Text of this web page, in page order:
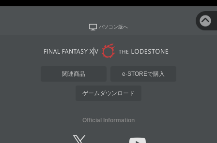
パソコン版へ
関連商品 e-STOREで購入
ゲームダウンロード
Official Information